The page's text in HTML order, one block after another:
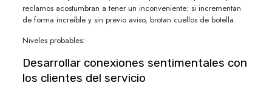
reclamos acostumbran a tener un inconveniente: si incrementan
de forma increíble y sin previo aviso, brotan cuellos de botella.
Niveles probables:
Desarrollar conexiones sentimentales con
los clientes del servicio